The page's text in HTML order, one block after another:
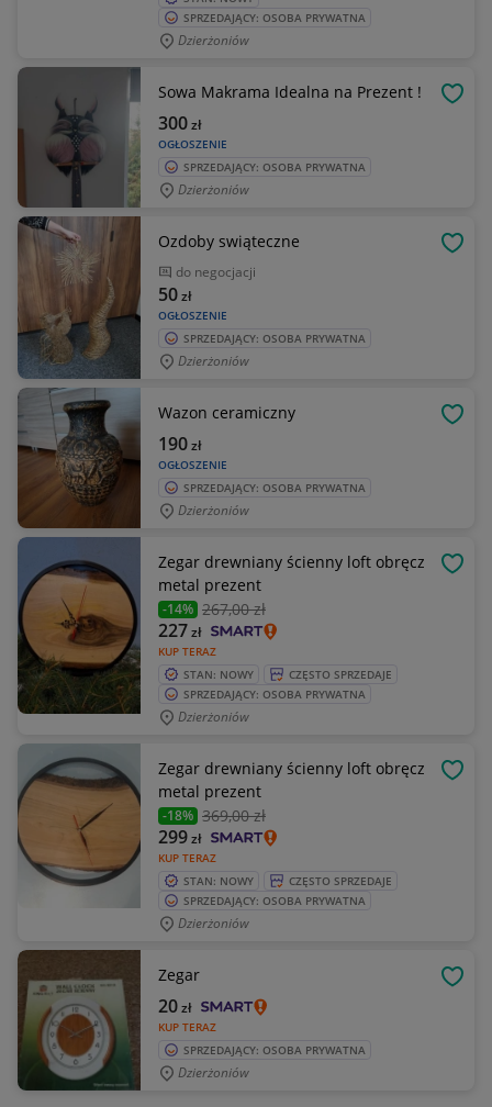
SPRZEDAJĄCY: OSOBA PRYWATNA
Dzierżoniów
Sowa Makrama Idealna na Prezent !
OGŁOSZENIE
300zł
SPRZEDAJĄCY: OSOBA PRYWATNA
Dzierżoniów
Ozdoby swiąteczne
do negocjacji
OGŁOSZENIE
50zł
SPRZEDAJĄCY: OSOBA PRYWATNA
Dzierżoniów
Wazon ceramiczny
OGŁOSZENIE
190zł
SPRZEDAJĄCY: OSOBA PRYWATNA
Dzierżoniów
Zegar drewniany ścienny loft obręcz
metal prezent
-14% 267,00 zł
KUP TERAZ
227zł
STAN: NOWY
CZĘSTO SPRZEDAJE
SPRZEDAJĄCY: OSOBA PRYWATNA
Dzierżoniów
Zegar drewniany ścienny loft obręcz
metal prezent
-18% 369,00 zł
KUP TERAZ
299zł
STAN: NOWY
CZĘSTO SPRZEDAJE
SPRZEDAJĄCY: OSOBA PRYWATNA
Dzierżoniów
Zegar
KUP TERAZ
20zł
SPRZEDAJĄCY: OSOBA PRYWATNA
Dzierżoniów